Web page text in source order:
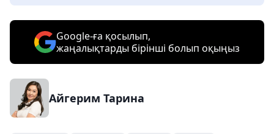
Google-ға қосылып,
жаңалықтарды бірінші болып оқыңыз
Айгерим Тарина